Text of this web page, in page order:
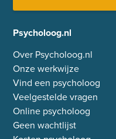
Psycholoog.nl
Over Psycholoog.nl
Onze werkwijze
Vind een psycholoog
Veelgestelde vragen
Online psycholoog
Geen wachtlijst